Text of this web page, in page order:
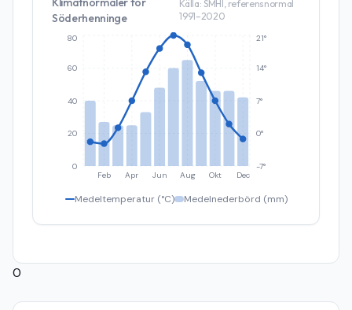
Söderhenninge
Källa: SMHI, referensnormal
1991–2020
Feb Apr Jun Aug Okt Dec
0
20
40
60
80
-7°
0°
7°
14°
21°
Medeltemperatur (°C) Medelnederbörd (mm)
0